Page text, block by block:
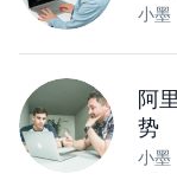
小墨
阿
势
小墨